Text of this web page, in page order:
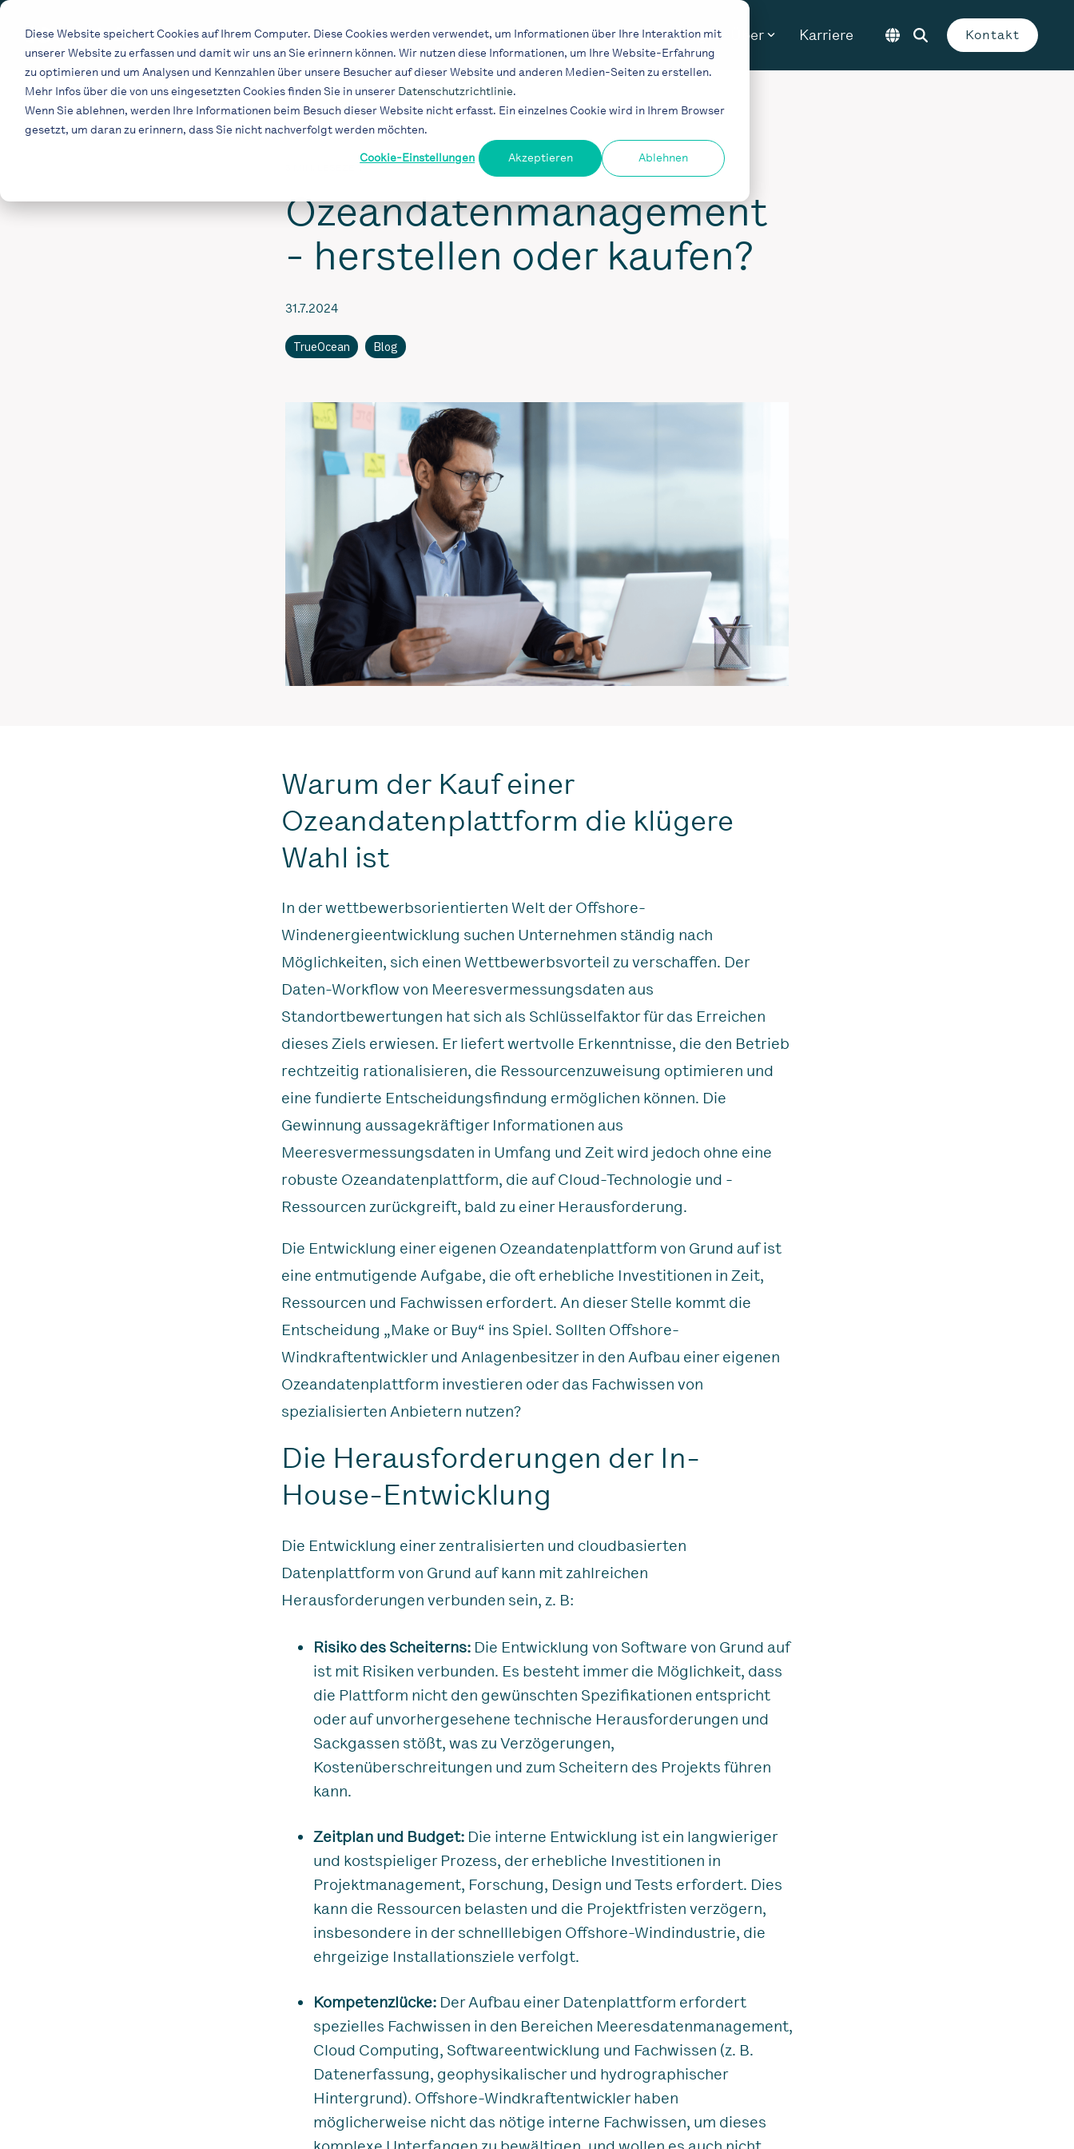
Diese Website speichert Cookies auf Ihrem Computer. Diese Cookies werden verwendet, um Informationen über Ihre Interaktion mit
unserer Website zu erfassen und damit wir uns an Sie erinnern können. Wir nutzen diese Informationen, um Ihre Website-Erfahrung
zu optimieren und um Analysen und Kennzahlen über unsere Besucher auf dieser Website und anderen Medien-Seiten zu erstellen.
Mehr Infos über die von uns eingesetzten Cookies finden Sie in unserer Datenschutzrichtlinie.
Wenn Sie ablehnen, werden Ihre Informationen beim Besuch dieser Website nicht erfasst. Ein einzelnes Cookie wird in Ihrem Browser
gesetzt, um daran zu erinnern, dass Sie nicht nachverfolgt werden möchten.
Cookie-Einstellungen Akzeptieren Ablehnen
Skip
main
content.
Lösungen Industrien Projekte Blog Über Karriere Kontakt
Ozeandatenmanagement
- herstellen oder kaufen?
31.7.2024
TrueOcean Blog
Warum der Kauf einer
Ozeandatenplattform die klügere
Wahl ist
In der wettbewerbsorientierten Welt der Offshore-
Windenergieentwicklung suchen Unternehmen ständig nach
Möglichkeiten, sich einen Wettbewerbsvorteil zu verschaffen. Der
Daten-Workflow von Meeresvermessungsdaten aus
Standortbewertungen hat sich als Schlüsselfaktor für das Erreichen
dieses Ziels erwiesen. Er liefert wertvolle Erkenntnisse, die den Betrieb
rechtzeitig rationalisieren, die Ressourcenzuweisung optimieren und
eine fundierte Entscheidungsfindung ermöglichen können. Die
Gewinnung aussagekräftiger Informationen aus
Meeresvermessungsdaten in Umfang und Zeit wird jedoch ohne eine
robuste Ozeandatenplattform, die auf Cloud-Technologie und -
Ressourcen zurückgreift, bald zu einer Herausforderung.
Die Entwicklung einer eigenen Ozeandatenplattform von Grund auf ist
eine entmutigende Aufgabe, die oft erhebliche Investitionen in Zeit,
Ressourcen und Fachwissen erfordert. An dieser Stelle kommt die
Entscheidung „Make or Buy“ ins Spiel. Sollten Offshore-
Windkraftentwickler und Anlagenbesitzer in den Aufbau einer eigenen
Ozeandatenplattform investieren oder das Fachwissen von
spezialisierten Anbietern nutzen?
Die Herausforderungen der In-
House-Entwicklung
Die Entwicklung einer zentralisierten und cloudbasierten
Datenplattform von Grund auf kann mit zahlreichen
Herausforderungen verbunden sein, z. B:
Risiko des Scheiterns: Die Entwicklung von Software von Grund auf
ist mit Risiken verbunden. Es besteht immer die Möglichkeit, dass
die Plattform nicht den gewünschten Spezifikationen entspricht
oder auf unvorhergesehene technische Herausforderungen und
Sackgassen stößt, was zu Verzögerungen,
Kostenüberschreitungen und zum Scheitern des Projekts führen
kann.
Zeitplan und Budget: Die interne Entwicklung ist ein langwieriger
und kostspieliger Prozess, der erhebliche Investitionen in
Projektmanagement, Forschung, Design und Tests erfordert. Dies
kann die Ressourcen belasten und die Projektfristen verzögern,
insbesondere in der schnelllebigen Offshore-Windindustrie, die
ehrgeizige Installationsziele verfolgt.
Kompetenzlücke: Der Aufbau einer Datenplattform erfordert
spezielles Fachwissen in den Bereichen Meeresdatenmanagement,
Cloud Computing, Softwareentwicklung und Fachwissen (z. B.
Datenerfassung, geophysikalischer und hydrographischer
Hintergrund). Offshore-Windkraftentwickler haben
möglicherweise nicht das nötige interne Fachwissen, um dieses